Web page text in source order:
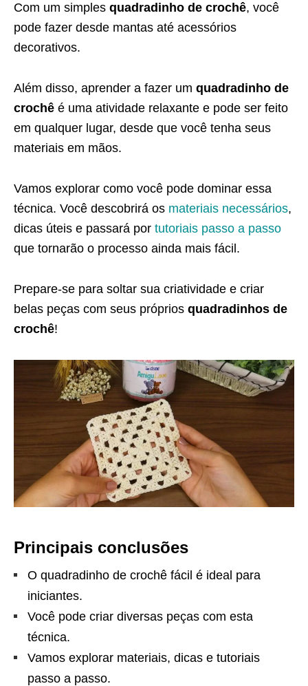
Com um simples quadradinho de crochê, você
pode fazer desde mantas até acessórios
decorativos.
Além disso, aprender a fazer um quadradinho de
crochê é uma atividade relaxante e pode ser feito
em qualquer lugar, desde que você tenha seus
materiais em mãos.
Vamos explorar como você pode dominar essa
técnica. Você descobrirá os materiais necessários,
dicas úteis e passará por tutoriais passo a passo
que tornarão o processo ainda mais fácil.
Prepare-se para soltar sua criatividade e criar
belas peças com seus próprios quadradinhos de
crochê!
Principais conclusões
O quadradinho de crochê fácil é ideal para
iniciantes.
Você pode criar diversas peças com esta
técnica.
Vamos explorar materiais, dicas e tutoriais
passo a passo.